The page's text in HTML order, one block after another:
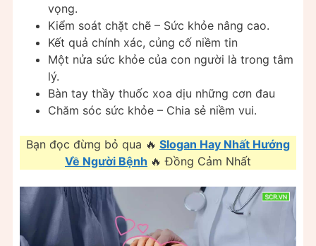
vọng.
Kiểm soát chặt chẽ – Sức khỏe nâng cao.
Kết quả chính xác, củng cố niềm tin
Một nửa sức khỏe của con người là trong tâm
lý.
Bàn tay thầy thuốc xoa dịu những cơn đau
Chăm sóc sức khỏe – Chia sẻ niềm vui.
Bạn đọc đừng bỏ qua 🔥 Slogan Hay Nhất Hướng
Về Người Bệnh 🔥 Đồng Cảm Nhất